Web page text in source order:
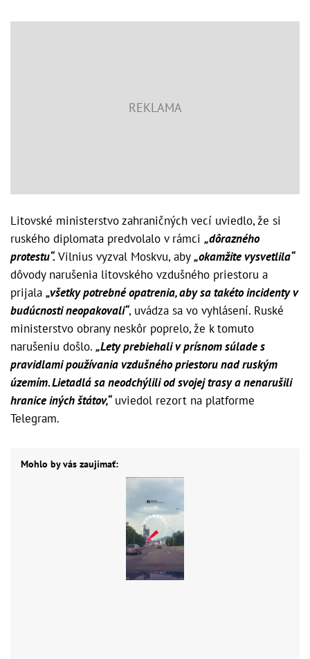
Litovské ministerstvo zahraničných vecí uviedlo, že si
ruského diplomata predvolalo v rámci „dôrazného
protestu“.Vilnius vyzval Moskvu, aby„okamžite vysvetlila“
dôvody narušenia litovského vzdušného priestoru a
prijala „všetky potrebné opatrenia, aby sa takéto incidenty v
budúcnosti neopakovali“, uvádza sa vo vyhlásení. Ruské
ministerstvo obrany neskôr poprelo, že k tomuto
narušeniu došlo. „Lety prebiehali v prísnom súlade s
pravidlami používania vzdušného priestoru nad ruským
územím. Lietadlá sa neodchýlili od svojej trasy a nenarušili
hranice iných štátov,“uviedol rezort na platforme
Telegram.
Mohlo by vás zaujímať: